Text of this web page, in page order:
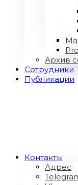
Архив
Сотрудники
Публикации
Контакты
Адрес